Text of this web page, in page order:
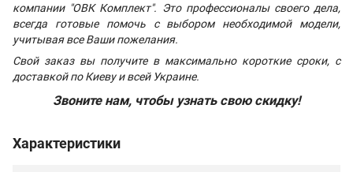
компании "ОВК Комплект". Это профессионалы своего дела,
всегда готовые помочь с выбором необходимой модели,
учитывая все Ваши пожелания.
Свой заказ вы получите в максимально короткие сроки, с
доставкой по Киеву и всей Украине.
Звоните нам, чтобы узнать свою скидку!
Характеристики